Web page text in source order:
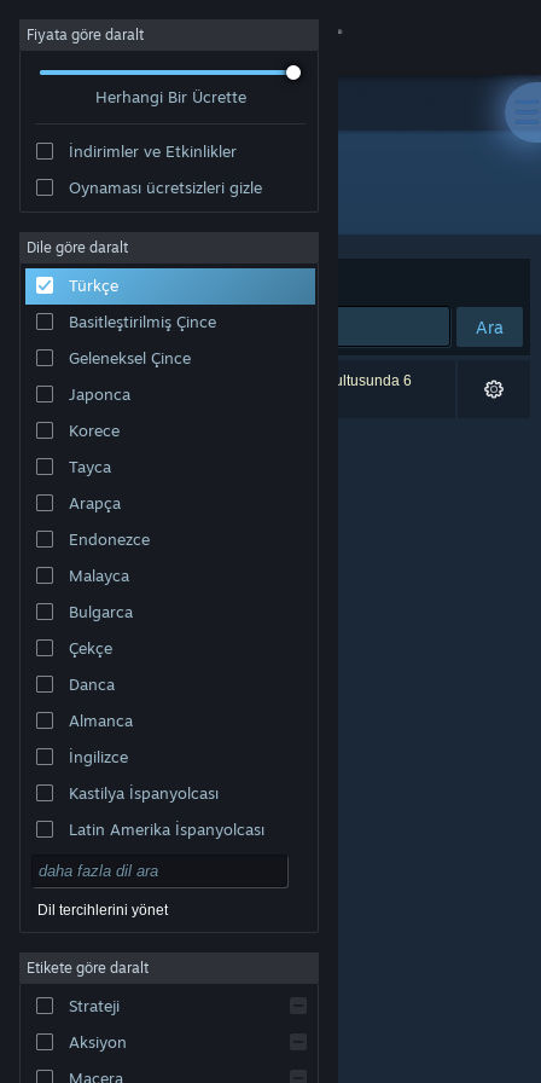
Giriş yap
Hakkında
Destek
Dili değiştir
Steam mobil uygulamasını yükle
Masaüstü internet sitesini görüntüle
markalar, ABD ve diğer ülkelerde ilgili sahiplerinin
Erişilebilirlik |
Çerezler
Fiyata göre daralt
Herhangi Bir Ücrette
İndirimler ve Etkinlikler
Oynaması ücretsizleri gizle
Dile göre daralt
Türkçe
Basitleştirilmiş Çince
Geleneksel Çince
Japonca
Korece
Tayca
Arapça
Endonezce
Malayca
Bulgarca
Çekçe
Danca
Almanca
İngilizce
Kastilya İspanyolcası
Latin Amerika İspanyolcası
Dil tercihlerini yönet
Etikete göre daralt
Strateji
Aksiyon
Macera
Geliştirici: Nerdvision Games
Sırala Uygunluk
Ara
0 sonuç aramanızla eşleşiyor. Tercihleriniz doğrultusunda 6
ürün dâhil edilmedi.